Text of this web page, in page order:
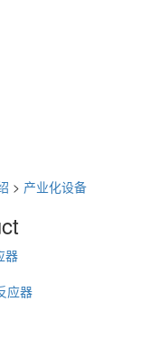
> 产业化设备
器
应器